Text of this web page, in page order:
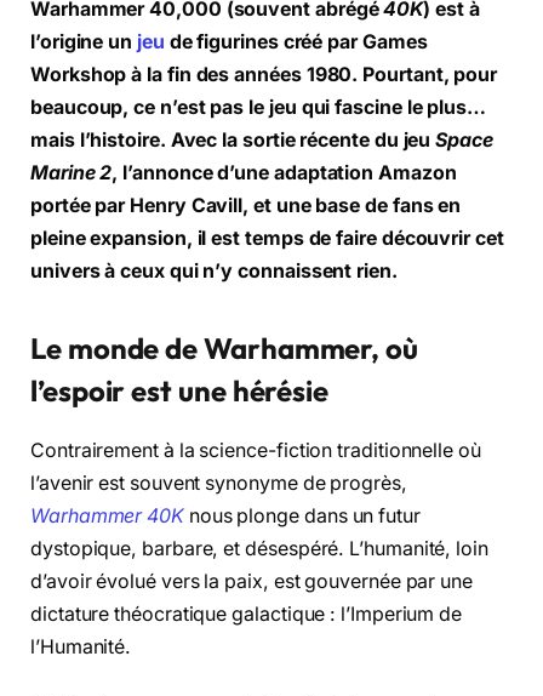
Warhammer 40,000 (souvent abrégé40K) est à
l’origine un jeu de figurines créé par Games
Workshop à la fin des années 1980. Pourtant, pour
beaucoup, ce n’est pas le jeu qui fascine le plus…
mais l’histoire. Avec la sortie récente du jeuSpace
Marine 2, l’annonce d’une adaptation Amazon
portée par Henry Cavill, et une base de fans en
pleine expansion, il est temps de faire découvrir cet
univers à ceux qui n’y connaissent rien.
Le monde de Warhammer, où
l’espoir est une hérésie
Contrairement à la science-fiction traditionnelle où
l’avenir est souvent synonyme de progrès,
Warhammer 40Knous plonge dans un futur
dystopique, barbare, et désespéré. L’humanité, loin
d’avoir évolué vers la paix, est gouvernée par une
dictature théocratique galactique : l’Imperium de
l’Humanité.